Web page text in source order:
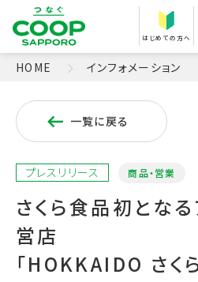
はじめての方へ
HOME インフォメーション
一覧に戻る
プレスリリース 商品・営業
さくら食品初とな
営店
「HOKKAIDO さく